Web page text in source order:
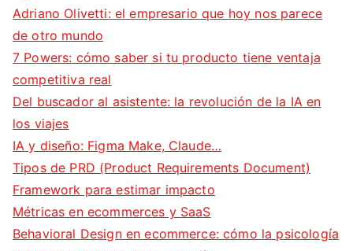
Adriano Olivetti: el empresario que hoy nos parece
de otro mundo
7 Powers: cómo saber si tu producto tiene ventaja
competitiva real
Del buscador al asistente: la revolución de la IA en
los viajes
IA y diseño: Figma Make, Claude…
Tipos de PRD (Product Requirements Document)
Framework para estimar impacto
Métricas en ecommerces y SaaS
Behavioral Design en ecommerce: cómo la psicología